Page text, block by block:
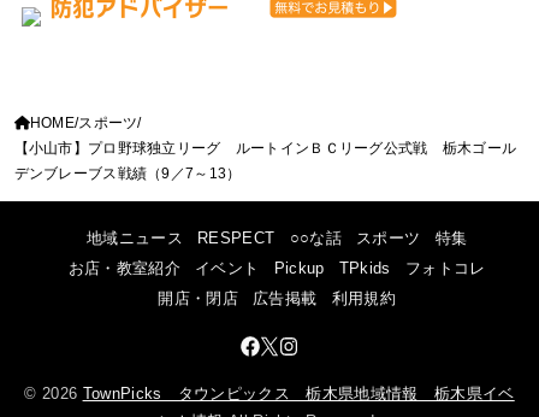
HOME スポーツ
【小山市】プロ野球独立リーグ ルートインＢＣリーグ公式戦 栃木ゴール
デンブレーブス戦績（9／7～13）
地域ニュース RESPECT ○○な話 スポーツ
特集
お店・教室紹介
イベント Pickup TPkids
フォトコレ
開店・閉店
広告掲載 利用規約
© 2026 TownPicks タウンピックス 栃木県地域情報 栃木県イベ